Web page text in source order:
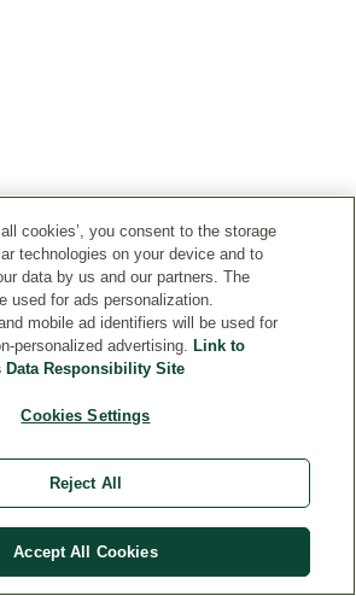
cookies’, you consent to the storage
technologies on your device and to
data by us and our partners. The
used for ads personalization.
mobile ad identifiers will be used for
personalized advertising. Link to
Responsibility Site
Cookies Settings
Reject All
Accept All Cookies